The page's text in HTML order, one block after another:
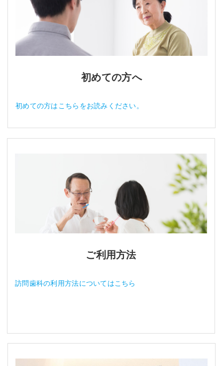
初めての方へ
初めての方はこちらをお読みください。
ご利用方法
訪問歯科の利用方法についてはこちら